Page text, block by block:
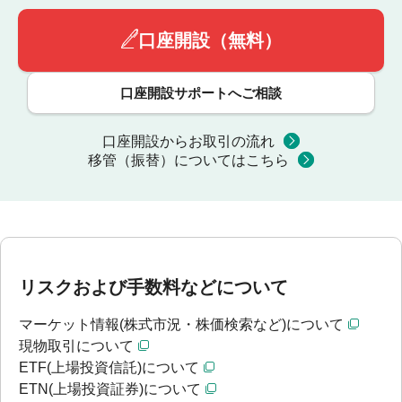
口座開設（無料）
口座開設サポートへご相談
口座開設からお取引の流れ
移管（振替）についてはこちら
リスクおよび手数料などについて
マーケット情報(株式市況・株価検索など)について
現物取引について
ETF(上場投資信託)について
ETN(上場投資証券)について